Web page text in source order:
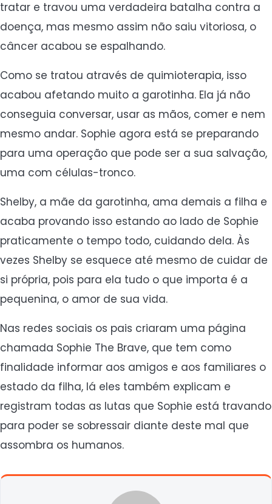
tratar e travou uma verdadeira batalha contra a
doença, mas mesmo assim não saiu vitoriosa, o
câncer acabou se espalhando.
Como se tratou através de quimioterapia, isso
acabou afetando muito a garotinha. Ela já não
conseguia conversar, usar as mãos, comer e nem
mesmo andar. Sophie agora está se preparando
para uma operação que pode ser a sua salvação,
uma com células-tronco.
Shelby, a mãe da garotinha, ama demais a filha e
acaba provando isso estando ao lado de Sophie
praticamente o tempo todo, cuidando dela. Às
vezes Shelby se esquece até mesmo de cuidar de
si própria, pois para ela tudo o que importa é a
pequenina, o amor de sua vida.
Nas redes sociais os pais criaram uma página
chamada Sophie The Brave, que tem como
finalidade informar aos amigos e aos familiares o
estado da filha, lá eles também explicam e
registram todas as lutas que Sophie está travando
para poder se sobressair diante deste mal que
assombra os humanos.